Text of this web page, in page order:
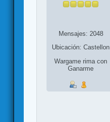
Mensajes: 2048
Ubicación: Castellon
Wargame rima con
Ganarme